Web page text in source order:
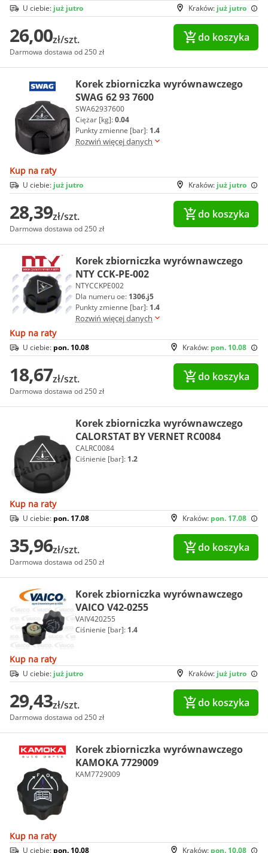
Kraków: już jutro
U ciebie: już jutro
26,00zł/szt.
Darmowa dostawa od 250 zł
do koszyka
Korek zbiorniczka wyrównawczego
SWAG 62 93 7600
SWA62937600
Ciężar [kg]:0.04
Punkty zmienne [bar]: 1.4
Rozwiń więcej danych
Kup na raty
Kraków: już jutro
U ciebie: już jutro
28,39zł/szt.
Darmowa dostawa od 250 zł
do koszyka
Korek zbiorniczka wyrównawczego
NTY CCK-PE-002
NTYCCKPE002
Dla numeru oe: 1306.j5
Punkty zmienne [bar]: 1.4
Rozwiń więcej danych
Kup na raty
Kraków: pon. 10.08
U ciebie: pon. 10.08
18,67zł/szt.
Darmowa dostawa od 250 zł
do koszyka
Korek zbiorniczka wyrównawczego
CALORSTAT BY VERNET RC0084
CALRC0084
Ciśnienie [bar]: 1.2
Kup na raty
Kraków: pon. 17.08
U ciebie: pon. 17.08
35,96zł/szt.
Darmowa dostawa od 250 zł
do koszyka
Korek zbiorniczka wyrównawczego
VAICO V42-0255
VAIV420255
Ciśnienie [bar]: 1.4
Kup na raty
Kraków: już jutro
U ciebie: już jutro
29,43zł/szt.
Darmowa dostawa od 250 zł
do koszyka
Korek zbiorniczka wyrównawczego
KAMOKA 7729009
KAM7729009
Kup na raty
Kraków: pon. 10.08
U ciebie: pon. 10.08